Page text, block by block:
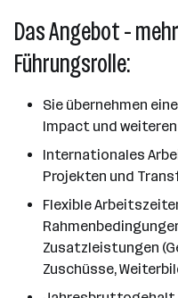
Das Angebot -
Führungsrolle:
Sie übernehmen
Impact und
Internationales
Projekten und
Flexible
Zusatzleistungen
Zuschüsse,